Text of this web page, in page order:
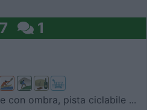
7 1
con ombra, pista ciclabile ...